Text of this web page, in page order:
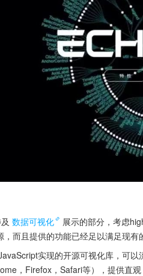
数据可视化
展示的部分，考虑
而且提供的功能已经足以满足现有
实现的开源可视化库，可
，Firefox，Safari等），提供直